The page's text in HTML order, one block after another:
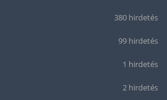
380 hirdetés
99 hirdetés
1 hirdetés
2 hirdetés